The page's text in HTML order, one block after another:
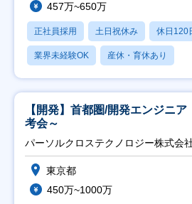
457万~650万
正社員採用 土日祝休み 休日120
業界未経験OK 産休・育休あり
【開発】首都圏/開発エンジニ
考会～
パーソルクロステクノロジー株式会
東京都
450万~1000万